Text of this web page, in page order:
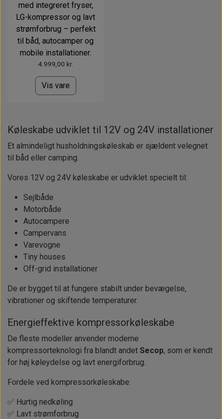
med integreret fryser,
LG-kompressor og lavt
strømforbrug – perfekt
til båd, autocamper og
mobile installationer.
4.999,00 kr.
Vis vare
Køleskabe udviklet til 12V og 24V installationer
Et almindeligt husholdningskøleskab er sjældent velegnet
til båd eller camping.
Vores 12V og 24V køleskabe er udviklet specielt til:
Sejlbåde
Motorbåde
Autocampere
Campervans
Varevogne
Tiny houses
Off-grid installationer
De er bygget til at fungere stabilt under bevægelse,
vibrationer og skiftende temperaturer.
Energieffektive kompressorkøleskabe
De fleste modeller anvender moderne
kompressorteknologi fra blandt andet Secop, som er kendt
for høj køleydelse og lavt energiforbrug.
Fordele ved kompressorkøleskabe:
✅ Hurtig nedkøling
✅ Lavt strømforbrug